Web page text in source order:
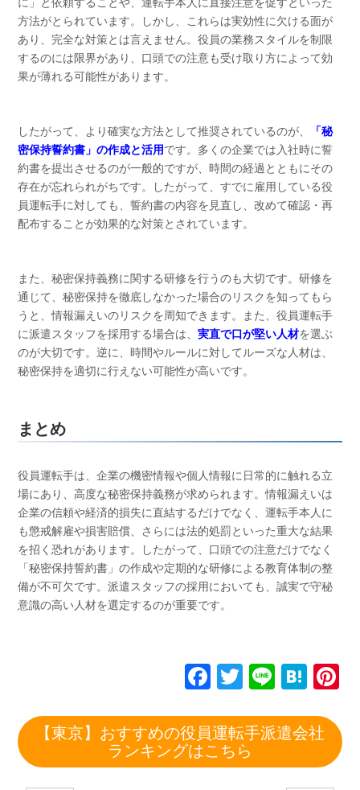
方法がとられています。しかし、これらは実効性に欠ける面が
あり、完全な対策とは言えません。役員の業務スタイルを制限
するのには限界があり、口頭での注意も受け取り方によって効
果が薄れる可能性があります。
したがって、より確実な方法として推奨されているのが、
「秘
密保持誓約書」の作成と活用です。多くの企業では入社時に誓
約書を提出させるのが一般的ですが、時間の経過とともにその
存在が忘れられがちです。したがって、すでに雇用している役
員運転手に対しても、誓約書の内容を見直し、改めて確認・再
配布することが効果的な対策とされています。
また、秘密保持義務に関する研修を行うのも大切です。研修を
通じて、秘密保持を徹底しなかった場合のリスクを知ってもら
うと、情報漏えいのリスクを周知できます。また、役員運転手
に派遣スタッフを採用する場合は、 実直で口が堅い人材を選ぶ
のが大切です。逆に、時間やルールに対してルーズな人材は、
秘密保持を適切に行えない可能性が高いです。
まとめ
役員運転手は、企業の機密情報や個人情報に日常的に触れる立
場にあり、高度な秘密保持義務が求められます。情報漏えいは
企業の信頼や経済的損失に直結するだけでなく、運転手本人に
も懲戒解雇や損害賠償、さらには法的処罰といった重大な結果
を招く恐れがあります。したがって、口頭での注意だけでなく
「秘密保持誓約書」の作成や定期的な研修による教育体制の整
備が不可欠です。派遣スタッフの採用においても、誠実で守秘
意識の高い人材を選定するのが重要です。
F
c
e
T
tt
er
Li
e
H
e
e
【東京】おすすめの役員運転手派遣会社
ランキングはこちら